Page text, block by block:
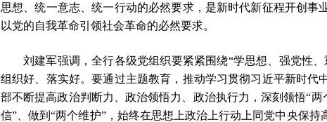
思想、统一意志、统一行动的必然要求，是新时代新征程开创事
以党的自我革命引领社会革命的必然要求。
刘建军强调，全行各级党组织要紧紧围绕“学思想、强党性
组织好、落实好。要通过主题教育，推动学习贯彻习近平新时
部不断提高政治判断力、政治领悟力、政治执行力，深刻领悟“
信”、做到“两个维护”，始终在思想上政治上行动上同党中央保